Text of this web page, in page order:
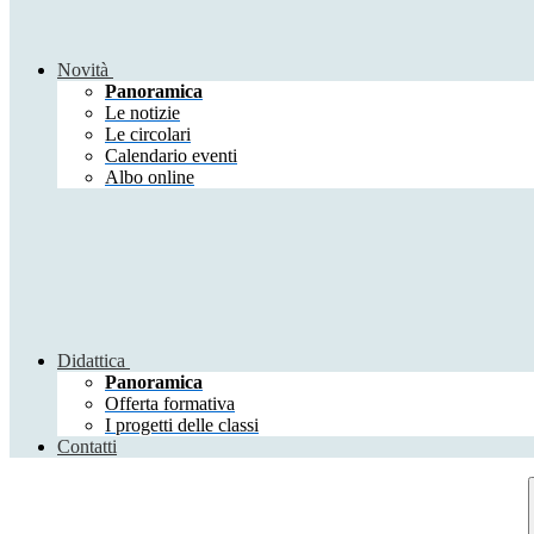
Novità
Panoramica
Le notizie
Le circolari
Calendario eventi
Albo online
Didattica
Panoramica
Offerta formativa
I progetti delle classi
Contatti